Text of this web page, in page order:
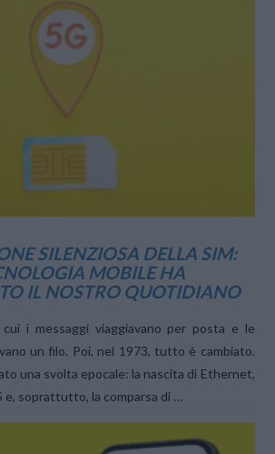
VIEW POST
SILENZIOSA DELLA SIM:
MOBILE HA
IL NOSTRO QUOTIDIANO
cui i messaggi viaggiavano per posta e le
un filo. Poi, nel 1973, tutto è cambiato.
una svolta epocale: la nascita di Ethernet,
e, soprattutto, la comparsa di …